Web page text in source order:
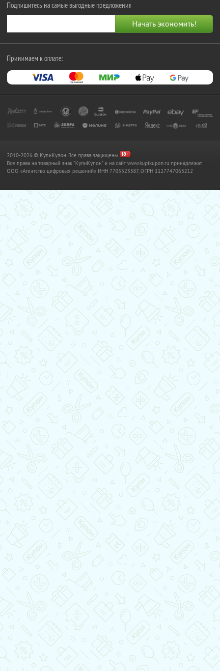
Подпишитесь на самые выгодные предложения
Принимаем к оплате:
2010-2026 © КупиКупон. Все права защищены.
Все права на товарный знак "КупиКупон" и на сайт www.kupikupon.ru принадлежат
OOO «Агентство цифровых решений» ИНН 7705523387, ОГРН 1127747063212